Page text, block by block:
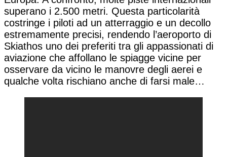
superano i 2.500 metri. Questa particolarità
costringe i piloti ad un atterraggio e un decollo
estremamente precisi, rendendo l’aeroporto di
Skiathos uno dei preferiti tra gli appassionati di
aviazione che affollano le spiagge vicine per
osservare da vicino le manovre degli aerei e
qualche volta rischiano anche di farsi male…